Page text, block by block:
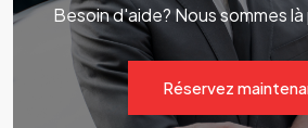
Besoin d'aide? Nous sommes
Réservez